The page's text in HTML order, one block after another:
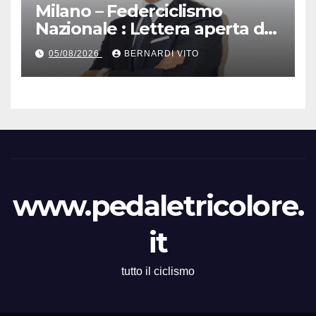
Milano – Federciclismo
Nazionale : Lettera aperta del
Presidente Cordiano
Dagnoni
05/08/2026 BERNARDI VITO
www.pedaletricolore.
it
tutto il ciclismo